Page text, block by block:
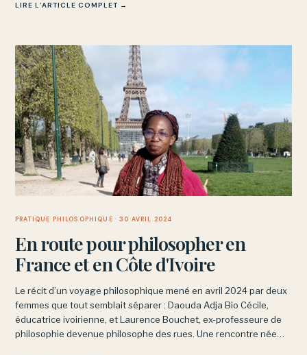
LIRE L’ARTICLE COMPLET →
PRATIQUE PHILOSOPHIQUE · 30 AVRIL 2024
En route pour philosopher en
France et en Côte d'Ivoire
Le récit d’un voyage philosophique mené en avril 2024 par deux
femmes que tout semblait séparer : Daouda Adja Bio Cécile,
éducatrice ivoirienne, et Laurence Bouchet, ex-professeure de
philosophie devenue philosophe des rues. Une rencontre née